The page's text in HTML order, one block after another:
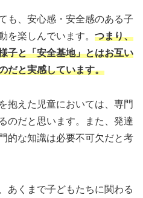
も、安心感・安全感のある子
を楽しんでいます。 つまり、
子と「安全基地」とはお互い
だと実感しています。
抱えた児童においては、専門
のだと思います。また、発達
的な知識は必要不可欠だと考
あくまで子どもたちに関わる